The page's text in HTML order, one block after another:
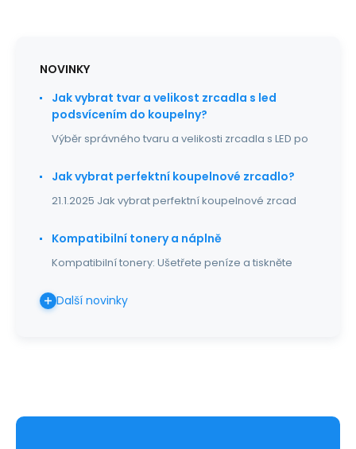
NOVINKY
Jak vybrat tvar a velikost zrcadla s led
podsvícením do koupelny?
Výběr správného tvaru a velikosti zrcadla s LED po
Jak vybrat perfektní koupelnové zrcadlo?
21.1.2025 Jak vybrat perfektní koupelnové zrcad
Kompatibilní tonery a náplně
Kompatibilní tonery: Ušetřete peníze a tiskněte
Další novinky